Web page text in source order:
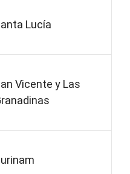
Lucía
Vicente y Las